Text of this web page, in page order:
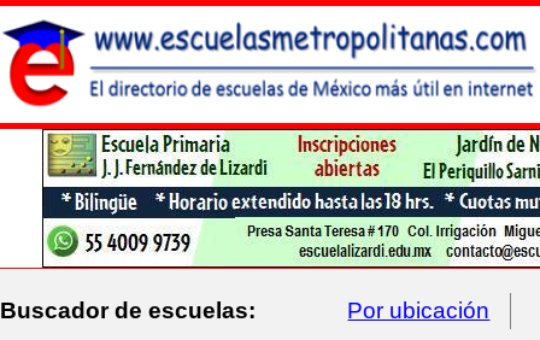
Buscador de escuelas: Por ubicación